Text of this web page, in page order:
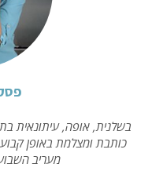
בשלנית, אופה, עיתונאית
כותבת ומצלמת באופן
מעריב